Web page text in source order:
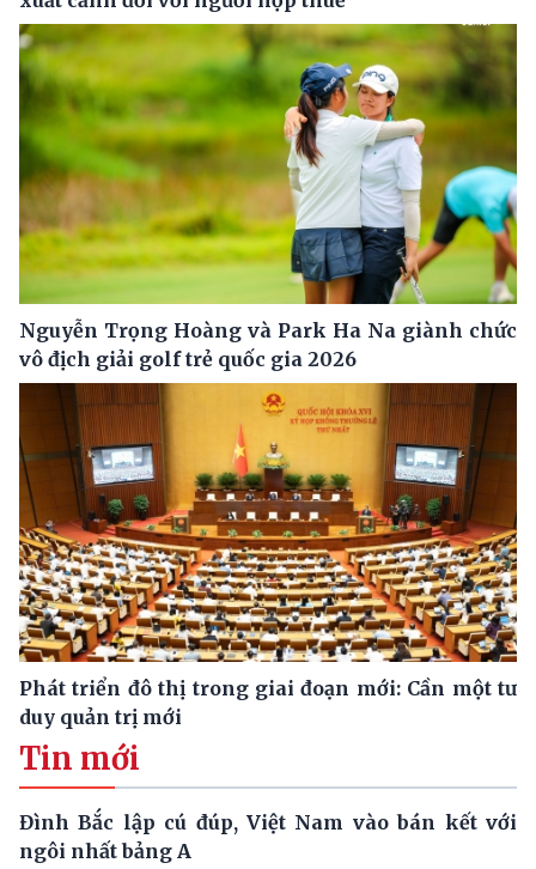
Nguyễn Trọng Hoàng và Park Ha Na giành chức
vô địch giải golf trẻ quốc gia 2026
Phát triển đô thị trong giai đoạn mới: Cần một tư
duy quản trị mới
Tin mới
Đình Bắc lập cú đúp, Việt Nam vào bán kết với
ngôi nhất bảng A